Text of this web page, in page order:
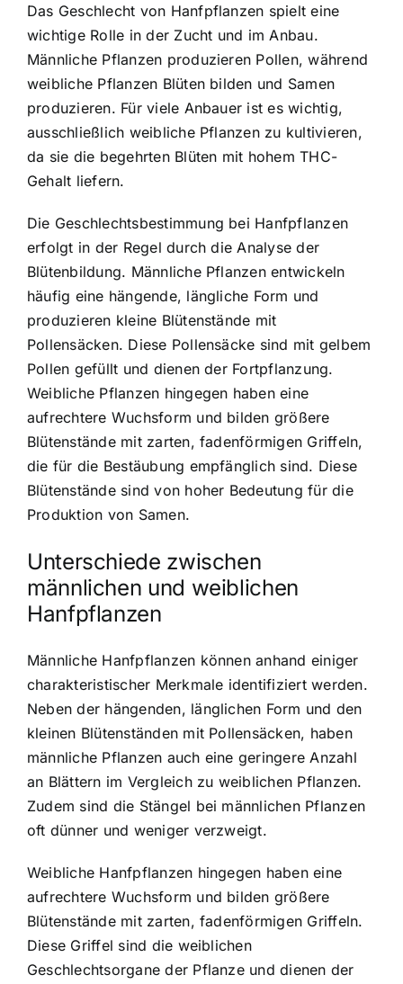
Das Geschlecht von Hanfpflanzen spielt eine
wichtige Rolle in der Zucht und im Anbau.
Männliche Pflanzen produzieren Pollen, während
weibliche Pflanzen Blüten bilden und Samen
produzieren. Für viele Anbauer ist es wichtig,
ausschließlich weibliche Pflanzen zu kultivieren,
da sie die begehrten Blüten mit hohem THC-
Gehalt liefern.
Die Geschlechtsbestimmung bei Hanfpflanzen
erfolgt in der Regel durch die Analyse der
Blütenbildung. Männliche Pflanzen entwickeln
häufig eine hängende, längliche Form und
produzieren kleine Blütenstände mit
Pollensäcken. Diese Pollensäcke sind mit gelbem
Pollen gefüllt und dienen der Fortpflanzung.
Weibliche Pflanzen hingegen haben eine
aufrechtere Wuchsform und bilden größere
Blütenstände mit zarten, fadenförmigen Griffeln,
die für die Bestäubung empfänglich sind. Diese
Blütenstände sind von hoher Bedeutung für die
Produktion von Samen.
Unterschiede zwischen
männlichen und weiblichen
Hanfpflanzen
Männliche Hanfpflanzen können anhand einiger
charakteristischer Merkmale identifiziert werden.
Neben der hängenden, länglichen Form und den
kleinen Blütenständen mit Pollensäcken, haben
männliche Pflanzen auch eine geringere Anzahl
an Blättern im Vergleich zu weiblichen Pflanzen.
Zudem sind die Stängel bei männlichen Pflanzen
oft dünner und weniger verzweigt.
Weibliche Hanfpflanzen hingegen haben eine
aufrechtere Wuchsform und bilden größere
Blütenstände mit zarten, fadenförmigen Griffeln.
Diese Griffel sind die weiblichen
Geschlechtsorgane der Pflanze und dienen der